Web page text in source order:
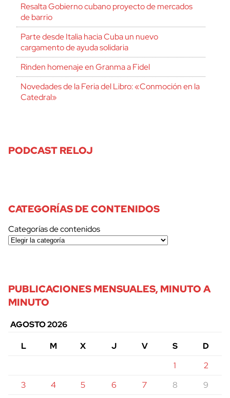
Resalta Gobierno cubano proyecto de mercados
de barrio
Parte desde Italia hacia Cuba un nuevo
cargamento de ayuda solidaria
Rinden homenaje en Granma a Fidel
Novedades de la Feria del Libro: «Conmoción en la
Catedral»
PODCAST RELOJ
CATEGORÍAS DE CONTENIDOS
Categorías de contenidos
PUBLICACIONES MENSUALES, MINUTO A
MINUTO
AGOSTO 2026
L
M X J V S
D
1
2
3
4 5 6 7 8
9